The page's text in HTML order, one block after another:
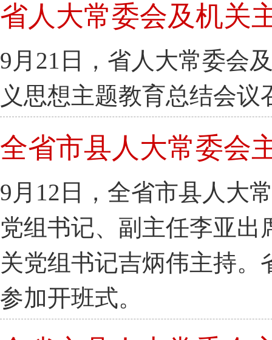
省人大常委会及机关
9月21日，省人大常委会
义思想主题教育总结会议
全省市县人大常委会
9月12日，全省市县人大
党组书记、副主任李亚
关党组书记吉炳伟主持
参加开班式。